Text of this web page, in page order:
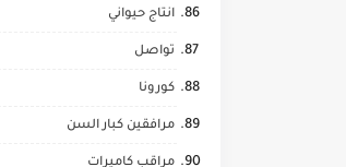
انتاج حيواني
تواصل
كورونا
مرافقين كبار السن
مراقب كاميرات